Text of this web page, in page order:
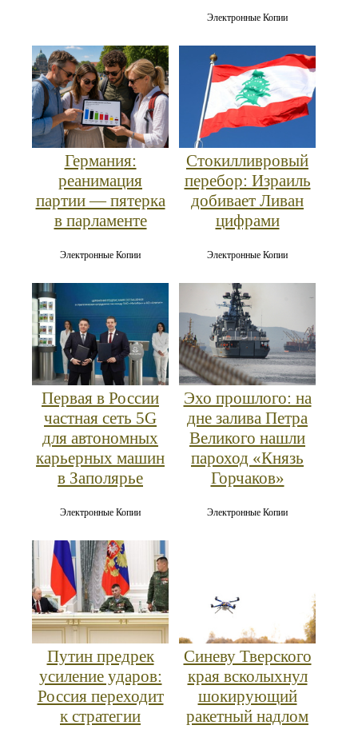
Электронные Копии
Германия:
реанимация
партии — пятерка
в парламенте
Электронные Копии
Стокилливровый
перебор: Израиль
добивает Ливан
цифрами
Электронные Копии
Первая в России
частная сеть 5G
для автономных
карьерных машин
в Заполярье
Электронные Копии
Эхо прошлого: на
дне залива Петра
Великого нашли
пароход «Князь
Горчаков»
Электронные Копии
Путин предрек
усиление ударов:
Россия переходит
к стратегии
Синеву Тверского
края всколыхнул
шокирующий
ракетный надлом